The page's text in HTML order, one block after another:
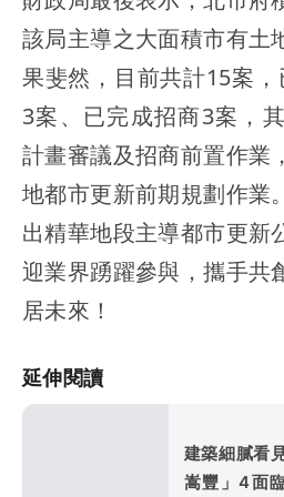
該局主導之大面積市有土
果斐然，目前共計15案
3案、已完成招商3案，
計畫審議及招商前置作業
地都市更新前期規劃作業
出精華地段主導都市更新
迎業界踴躍參與，攜手共
居未來！
延伸閱讀
建築細膩看
嵩豐」4面